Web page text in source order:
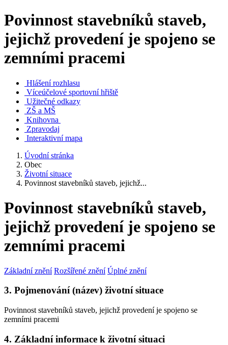
Povinnost stavebníků staveb,
jejichž provedení je spojeno se
zemními pracemi
Hlášení rozhlasu
Víceúčelové sportovní hřiště
Užitečné odkazy
ZŠ a MŠ
Knihovna
Zpravodaj
Interaktivní mapa
Úvodní stránka
Obec
Životní situace
Povinnost stavebníků staveb, jejichž...
Povinnost stavebníků staveb,
jejichž provedení je spojeno se
zemními pracemi
Základní znění Rozšířené znění Úplné znění
3. Pojmenování (název) životní situace
Povinnost stavebníků staveb, jejichž provedení je spojeno se
zemními pracemi
4. Základní informace k životní situaci